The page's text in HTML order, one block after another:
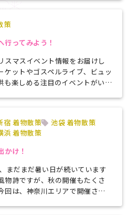
策
行ってみよう！
スマスイベント情報をお届けし
ケットやゴスペルライブ、ビュッ
も楽しめる注目のイベントがいっ
宿 着物散策
池袋 着物散策
浜 着物散策
かけ！
まだまだ暑い日が続いています
物詩ですが、秋の開催もたくさ
回は、神奈川エリアで開催され